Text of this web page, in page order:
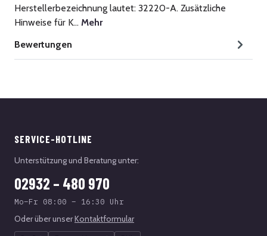
Herstellerbezeichnung lautet: 32220-A. Zusätzliche
Hinweise für K… Mehr
Bewertungen
SERVICE-HOTLINE
Unterstützung und Beratung unter:
02932 – 480 970
Mo–Fr 08:00 – 16:30 Uhr
Oder über unserKontaktformular